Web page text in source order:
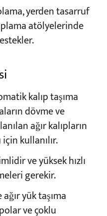
yerden tasarruf
atölyelerinde
kalıp taşıma
dövme ve
ağır kalıpların
kullanılır.
ve yüksek hızlı
gerekir.
yük taşıma
ve çoklu